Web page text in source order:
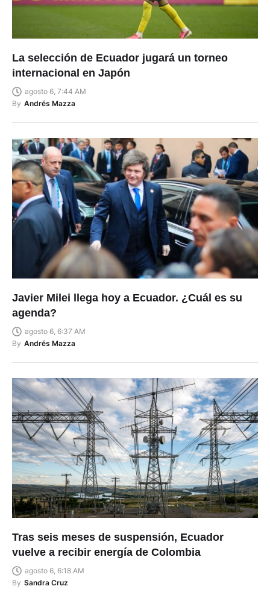
La selección de Ecuador jugará un torneo
internacional en Japón
agosto 6, 7:44 AM
By Andrés Mazza
Javier Milei llega hoy a Ecuador. ¿Cuál es su
agenda?
agosto 6, 6:37 AM
By Andrés Mazza
Tras seis meses de suspensión, Ecuador
vuelve a recibir energía de Colombia
agosto 6, 6:18 AM
By Sandra Cruz